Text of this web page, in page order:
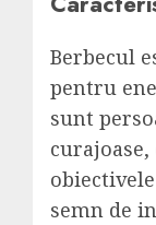
Berbecul
pentru
sunt
semn de